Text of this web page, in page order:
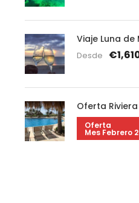
Viaje Luna de
Desde
Oferta
Oferta
Mes Febrero